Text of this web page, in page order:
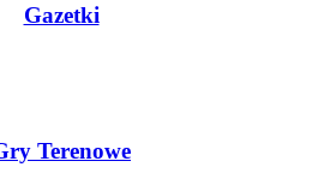
Gazetki
Terenowe